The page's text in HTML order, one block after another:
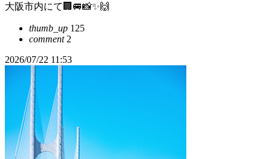
大阪市内にて🏢🚐📸✨🙌
thumb_up 125
comment2
2026/07/22 11:53